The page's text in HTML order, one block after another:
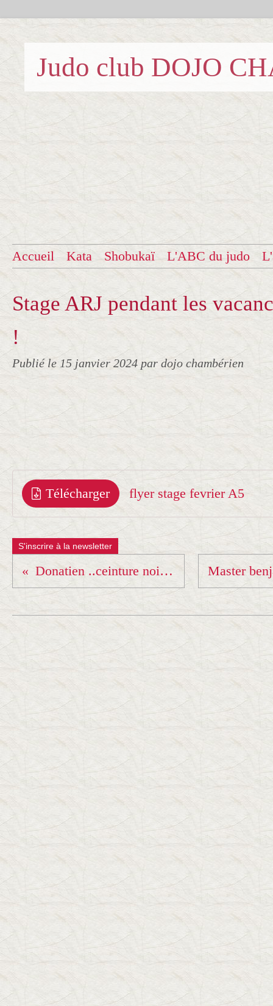
Judo club DOJO
Accueil Kata Shobukaï L'ABC du judo
Stage ARJ pendant les
!
Publié le 15 janvier 2024 par dojo chambérien
Télécharger flyer stage fevrier A5
S'inscrire à la newsletter
Donatien ..ceinture noire !!!! Omedeto !!!